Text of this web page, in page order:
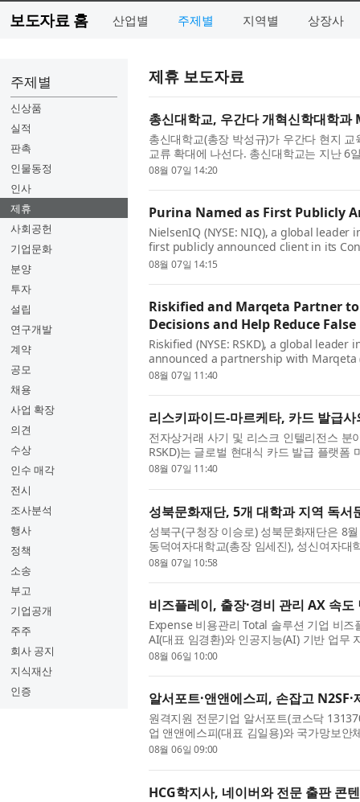
보도자료 홈 산업별 주제별 지역별 상장사
주제별
신상품
실적
판촉
인물동정
인사
제휴
사회공헌
기업문화
분양
투자
설립
연구개발
계약
공모
채용
사업 확장
의견
수상
인수 매각
전시
조사분석
행사
정책
소송
부고
기업공개
주주
회사 공지
지식재산
인증
제휴 보도자료
총신대학교, 우간다 개혁신학대학
총신대학교(총장 박성규)가 우간다 현지
교류 확대에 나선다. 총신대학교는 지난 6
라에 위치한 Reformed Theological
08월 07일 14:20
Purina Named as First Publicly
NielsenIQ (NYSE: NIQ), a global
first publicly announced client in its
NIQ’s launch of the program with five
08월 07일 14:15
Riskified and Marqeta Partner
Decisions and Help Reduce
Riskified (NYSE: RSKD), a global
announced a partnership with Marqeta
platform, to give card issuers on
08월 07일 11:40
리스키파이드-마르케타, 카드 발급
전자상거래 사기 및 리스크 인텔리전스 분
RSKD)는 글로벌 현대식 카드 발급 플랫
고 발표했다. 이번 협력을 통해 마르케타
08월 07일 11:40
성북문화재단, 5개 대학과 지역 독서
성북구(구청장 이승로) 성북문화재단은 8
동덕여자대학교(총장 임세진), 성신여자대
문화 확산을 위한 협력 사업에 대해 업무
08월 07일 10:58
비즈플레이, 출장·경비 관리 AX 속
Expense 비용관리 Total 솔루션 기업 비
AI(대표 임경환)와 인공지능(AI) 기반 업무
전략적 업무협약을 체결했다고 6일 밝혔
08월 06일 10:00
알서포트·앤앤에스피, 손잡고
원격지원 전문기업 알서포트(코스닥
업 앤앤에스피(대표 김일용)와 국가망보안
지원 사업모델을 공동 발굴한다고 6일 밝
08월 06일 09:00
HCG학지사, 네이버와 전문 출판 콘